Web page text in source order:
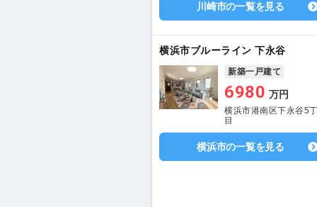
川崎市の一覧を見る
横浜市ブルーライン 下永谷
新築一戸建て
6980 万円
横浜市港南区下永谷5
目
横浜市の一覧を見る